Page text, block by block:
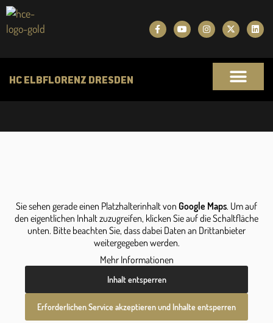
HC ELBFLORENZ DRESDEN
Sie sehen gerade einen Platzhalterinhalt von Google Maps. Um auf
den eigentlichen Inhalt zuzugreifen, klicken Sie auf die Schaltfläche
unten. Bitte beachten Sie, dass dabei Daten an Drittanbieter
weitergegeben werden.
Mehr Informationen
Inhalt entsperren
Erforderlichen Service akzeptieren und Inhalte entsperren